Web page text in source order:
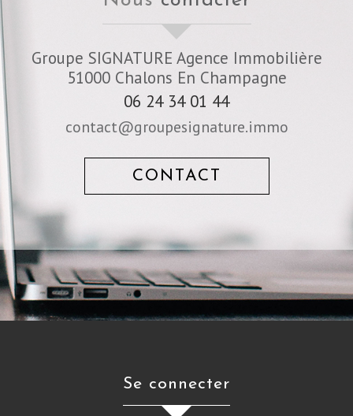
Groupe SIGNATURE Agence Immobilière
51000 Chalons En Champagne
06 24 34 01 44
contact@groupesignature.immo
CONTACT
se connecter